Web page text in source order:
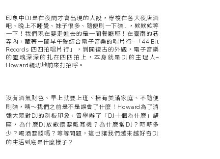
印象中DJ是在夜間才會出現的人設，穿梭在各大夜店酒
吧、晚上不睡覺、妹子很多、隨便刷一下碟…，欸欸欸等
一下！我們現在要走進去的是一間餐廳耶！在臺南的巷
弄內，藏著一間早午餐結合電子音樂的唱片行–「44 Bit
Records 四四拍唱片行」，剝開復古的外觀，電子音樂
的靈魂深深的扎在四四拍上，本身就是DJ的主理人–
Howard親切地前來打招呼。
沒有酒氣財色、早上就要上班、擁有美滿家庭、不隨便
刷碟，咦～我們之前是不是誤會了什麼！Howard為了消
彌大眾對DJ的刻板印象，曾舉辦了「DJ十個為什麼」講
座，為什麼DJ放歌還要戴耳機？為什麼當DJ？時薪多
少？喝酒要錢嗎？等等問題，這也讓我們越來越好奇DJ
的生活到底是什麼樣子？